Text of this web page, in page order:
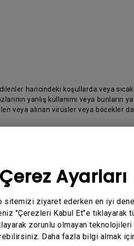
Çerez Ayarları
ziyaret ederken en iyi
"Çerezleri Kabul Et"e tıklayarak
zorunlu olmayan
Daha fazla bilgi almak
haricindeki koşullarda veya
yanlış kullanımı veya bunların
veya alınan virüsler veya böcekler
silinmesi.
biri tarafından yapılması.
kutu içerisinden eksik çıkan Ürüne
ekran üzerinde oluşabilecek izler
ilişki, Ürünü satın aldığınız
hazırlayınız: